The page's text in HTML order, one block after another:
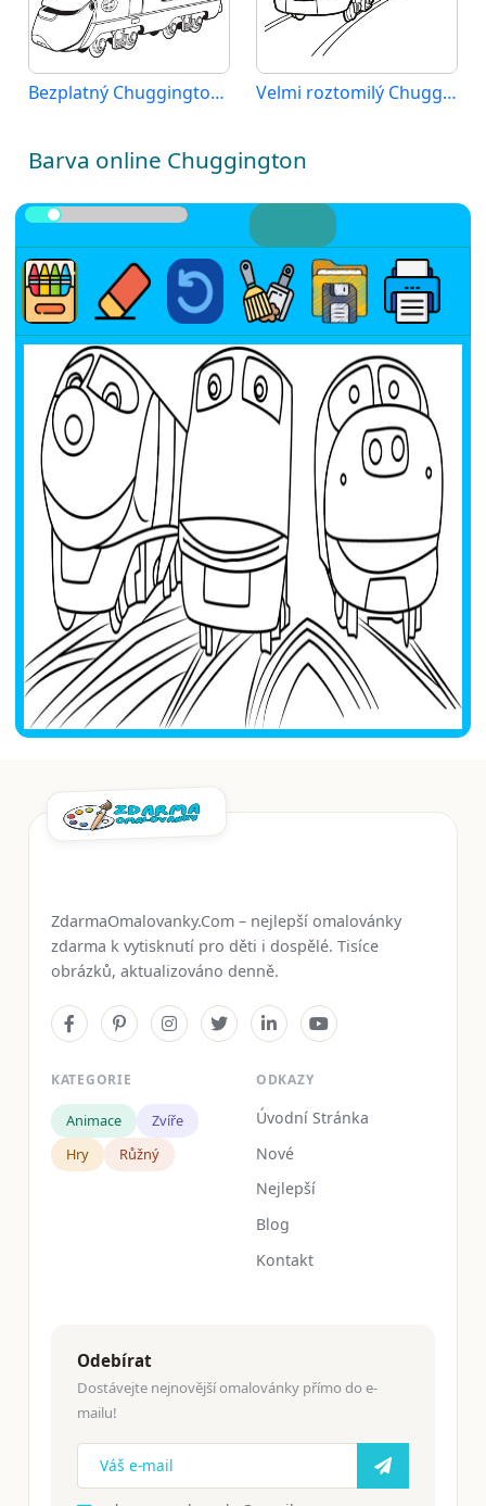
Bezplatný Chuggington k vytisknutí Velmi roztomilý Chuggington
Barva online Chuggington
ZdarmaOmalovanky.Com – nejlepší omalovánky
zdarma k vytisknutí pro děti i dospělé. Tisíce
obrázků, aktualizováno denně.
KATEGORIE
Animace
Zvíře
Hry
Růžný
ODKAZY
Úvodní Stránka
Nové
Nejlepší
Blog
Kontakt
Odebírat
Dostávejte nejnovější omalovánky přímo do e-
mailu!